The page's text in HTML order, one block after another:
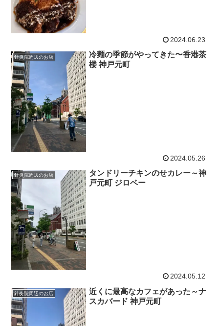
2024.06.23
針灸院周辺のお店
冷麺の季節がやってきた〜香港茶
楼 神戸元町
2024.05.26
針灸院周辺のお店
タンドリーチキンのせカレー～神
戸元町 ジロベー
2024.05.12
針灸院周辺のお店
近くに最高なカフェがあった～ナ
スカバード 神戸元町